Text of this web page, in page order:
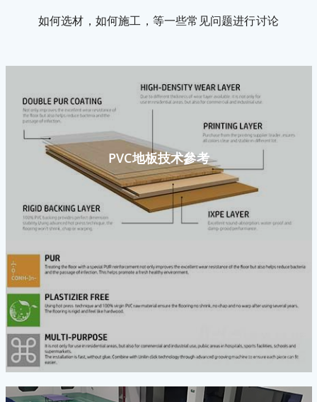
如何选材，如何施工，等一些常见问题进行讨论
PVC地板技术參考